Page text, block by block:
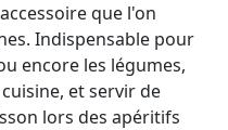
que l'on
Indispensable pour
encore les légumes,
et servir de
lors des apéritifs